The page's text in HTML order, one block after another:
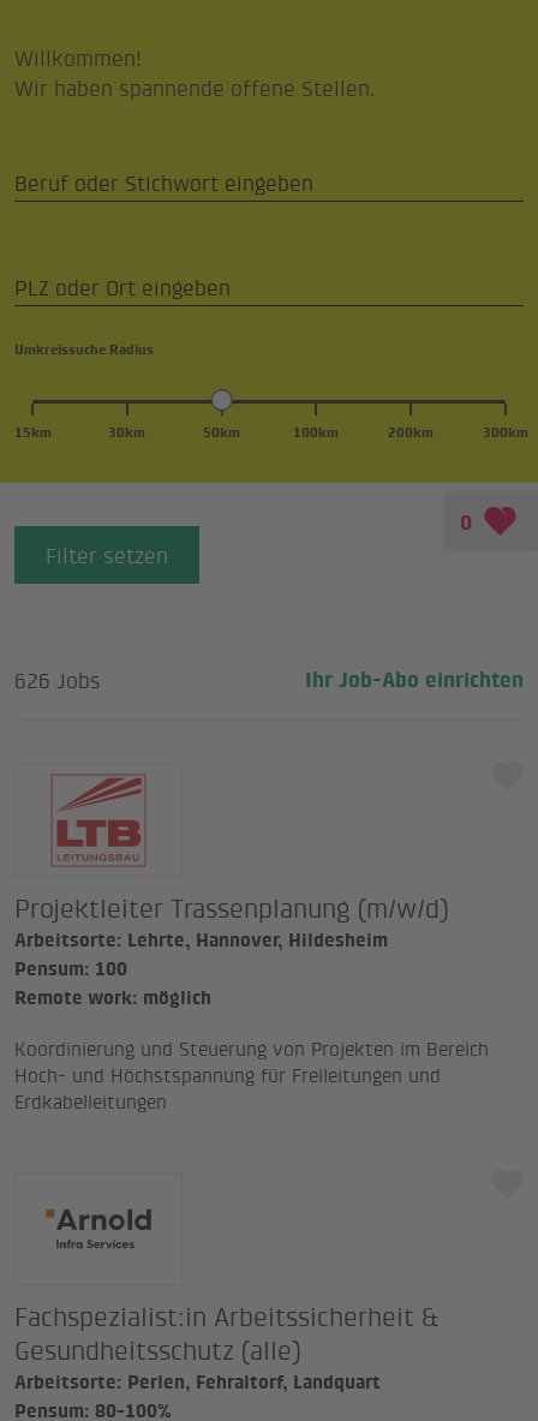
0
Willkommen!
Wir haben spannende offene Stellen.
Umkreissuche Radius
15km 30km 50km 100km 200km 300km
Filter setzen
Filter setzen
Position
Land
Pensum
20%
40%
60%
80%
100%
Quereinstieg Jobsharing
626 Jobs Ihr Job-Abo einrichten
Projektleiter Trassenplanung (m/w/d)
Arbeitsorte: Lehrte, Hannover, Hildesheim
Pensum: 100
Remote work: möglich
Koordinierung und Steuerung von Projekten im Bereich
Hoch- und Höchstspannung für Freileitungen und
Erdkabelleitungen
Fachspezialist:in Arbeitssicherheit &
Gesundheitsschutz (alle)
Arbeitsorte: Perlen, Fehraltorf, Landquart
Pensum: 80-100%